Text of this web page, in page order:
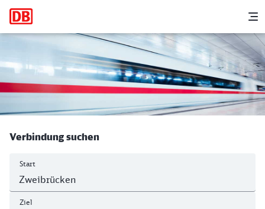
Hauptnavigation
Zweibrücken Hbf - Heidelberg Hbf
Verbindung suchen
Start
Ziel